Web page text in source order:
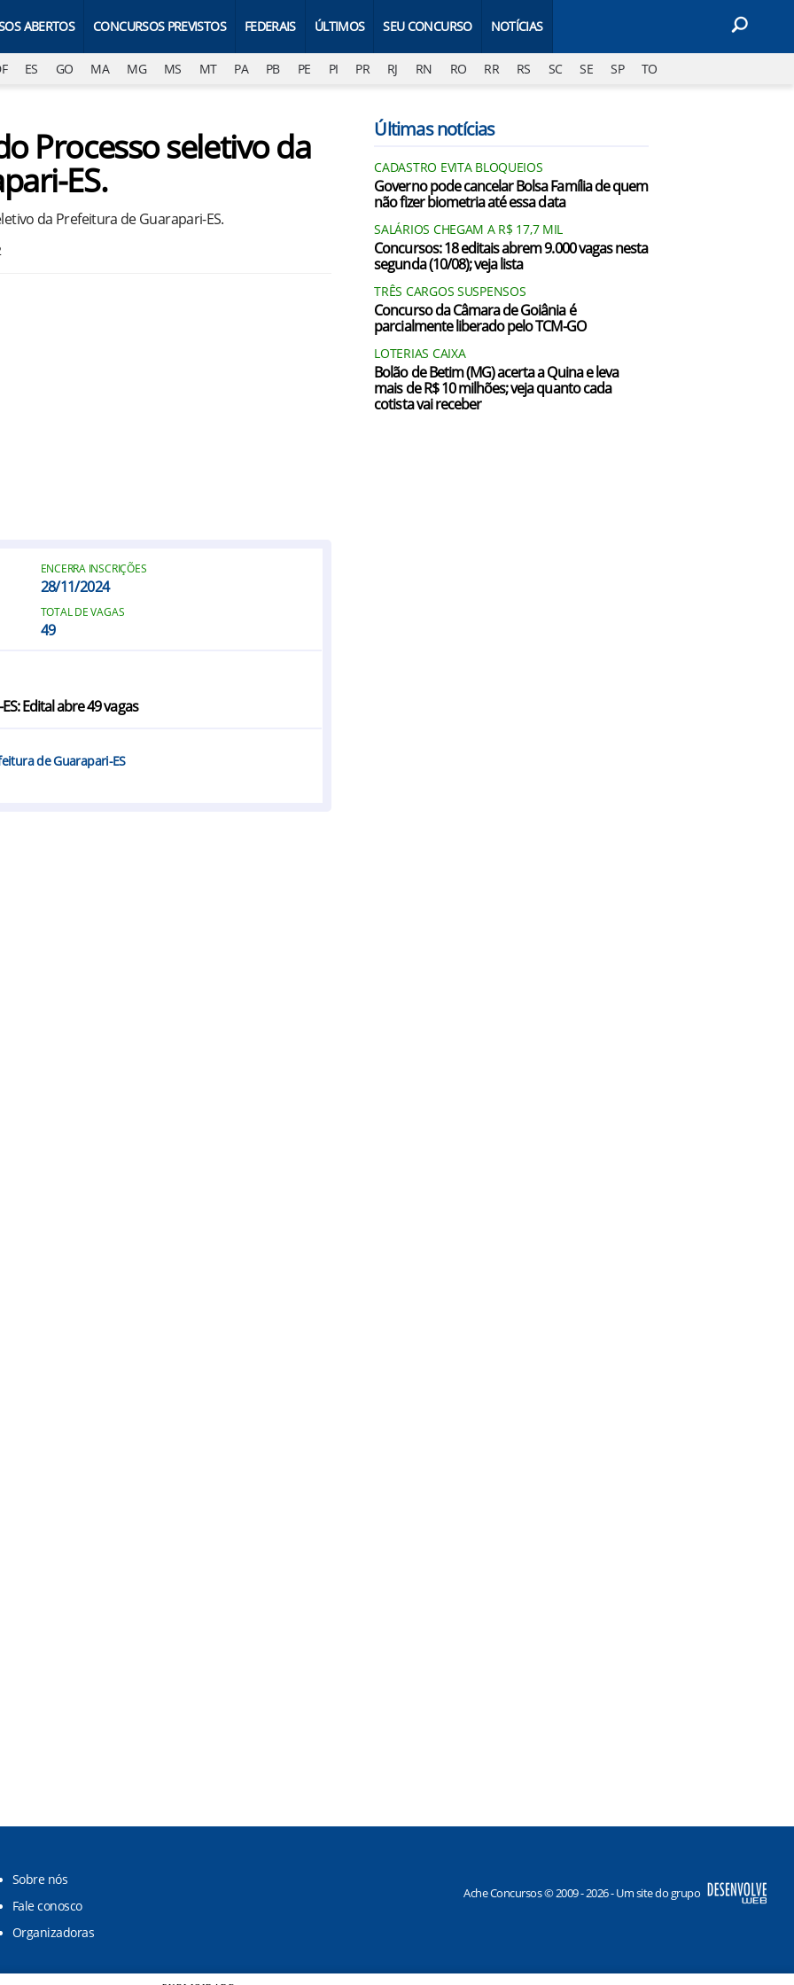
ABERTOS CONCURSOS PREVISTOS FEDERAIS ÚLTIMOS SEU CONCURSO NOTÍCIAS
ES GO MA MG MS MT PA PB PE PI PR RJ RN RO RR RS SC SE SP TO
Processo seletivo da
ES.
da Prefeitura de Guarapari-ES.
ENCERRA INSCRIÇÕES
28/11/2024
TOTAL DE VAGAS
49
Edital abre 49 vagas
de Guarapari-ES
Últimas notícias
CADASTRO EVITA BLOQUEIOS
Governo pode cancelar Bolsa Família de quem
não fizer biometria até essa data
SALÁRIOS CHEGAM A R$ 17,7 MIL
Concursos: 18 editais abrem 9.000 vagas nesta
segunda (10/08); veja lista
TRÊS CARGOS SUSPENSOS
Concurso da Câmara de Goiânia é
parcialmente liberado pelo TCM-GO
LOTERIAS CAIXA
Bolão de Betim (MG) acerta a Quina e leva
mais de R$ 10 milhões; veja quanto cada
cotista vai receber
Sobre nós
Fale conosco
Organizadoras
Ache Concursos © 2009 - 2026 - Um site do grupo